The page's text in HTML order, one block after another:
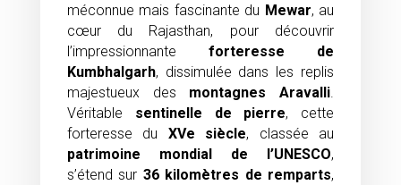
méconnue mais fascinante du Mewar, au
cœur du Rajasthan, pour découvrir
l’impressionnante forteresse de
Kumbhalgarh, dissimulée dans les replis
majestueux des montagnes Aravalli
Véritable sentinelle de pierre, cette
forteresse du XVe siècle, classée au
patrimoine mondial de l’UNESCO,
s’étend sur 36 kilomètres de remparts,